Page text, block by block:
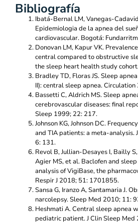
Bibliografía
Ibatá-Bernal LM, Vanegas-
Epidemiologia de la apnea del
cardiovascular. Bogotá:
Donovan LM, Kapur VK.
central compared to obstructive
the sleep heart health study
Bradley TD, Floras JS. Sleep
II): central sleep apnea.
Bassetti C, Aldrich MS. Sleep
cerebrovascular diseases: final
Sleep 1999; 22: 217.
Johnson KG, Johnson DC.
and TIA patients: a meta-analysis.
6: 131.
Revol B, Jullian-Desayes I, Bailly
Agier MS, et al. Baclofen and
analysis of VigiBase, the
Respir J 2018; 51: 1701855.
Sansa G, Iranzo A, Santamaria J.
narcolepsy. Sleep Med 2010; 11:
Heshmati A. Central sleep apnea
pediatric patient. J Clin Sleep